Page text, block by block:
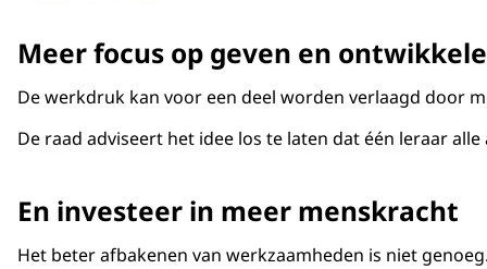
Meer focus op geven en
De werkdruk kan voor een deel worden verlaagd door
De raad adviseert het idee los te laten dat één leraar
En investeer in meer menskracht
Het beter afbakenen van werkzaamheden is niet